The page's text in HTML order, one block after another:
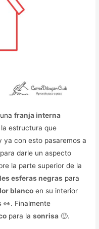
unafranja interna
estructura que
ya con esto pasaremos a
para darle un aspecto
la parte superior de la
esferas negras para
blanco en su interior
👀. Finalmente
para lasonrisa 🙂.